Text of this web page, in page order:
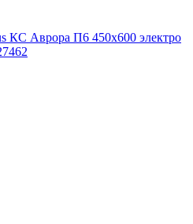
КС Аврора П6 450x600 электро